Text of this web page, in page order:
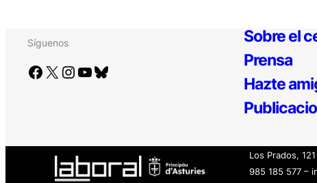
Síguenos
Facebook X Instagram YouTube Bluesky
Sobre el
Prensa
Hazte
Los Prados,
985 185 577 –